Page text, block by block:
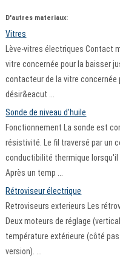
D'autres materiaux:
Vitres
Lève-vitres électriques Contact
vitre concernée pour la baisser
contacteur de la vitre concernée
désir&eacut ...
Sonde de niveau d'huile
Fonctionnement La sonde est
résistivité. Le fil traversé par un
conductibilité thermique lorsqu'il
Après un temp ...
Rétroviseur électrique
Retroviseurs exterieurs Les
Deux moteurs de réglage
température extérieure (côté
version). ...